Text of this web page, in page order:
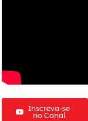
Inscreva-se
no Canal